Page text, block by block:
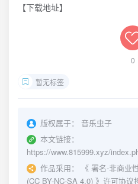
【下载地址】
0
暂无标签
版权属于：
音乐虫子
本文链接：
https://www.815999.xyz/
作品采用：
《 署名-非商业
(CC BY-NC-SA 4.0) 》许可协议